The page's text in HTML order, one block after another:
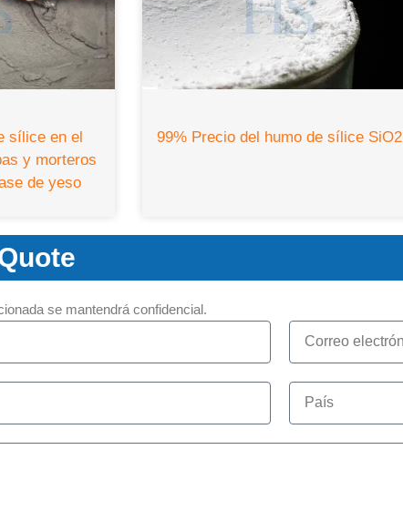
sílice en el
y morteros
de yeso
99% Precio del humo de sílice SiO2
se mantendrá confidencial.